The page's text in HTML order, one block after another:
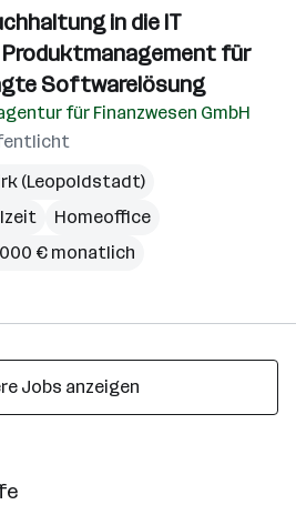
in die IT
Produktmanagement für
Softwarelösung
für Finanzwesen GmbH
(Leopoldstadt)
Homeoffice
€ monatlich
Jobs anzeigen